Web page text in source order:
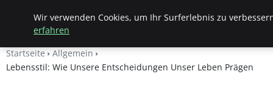
Apemania Shop
Startseite
Allgemein
Lebensstil: Wie Unsere Entscheidungen Unser Leben Prägen
Wir verwenden Cookies, um Ihr Surferlebnis zu
erfahren